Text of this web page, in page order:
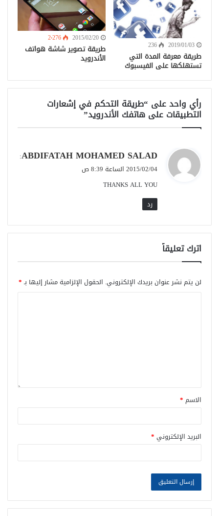
2019/01/03
236
طريقة معرفة المدة التي
تستهلكها على الفيسبوك
2015/02/20 2٬276
طريقة تصوير شاشة هواتف
الأندرويد
رأي واحد على “طريقة التحكم في إشعارات
التطبيقات على هاتفك الأندرويد”
ي
ق
ل
ABDIFATAH MOHAMED SALAD
:
2015/02/04 الساعة 8:39 ص
THANKS ALL YOU
رد
اترك تعليقاً
لن يتم نشر عنوان بريدك الإلكتروني. الحقول الإلزامية مشار إليها بـ*
الاسم *
البريد الإلكتروني *